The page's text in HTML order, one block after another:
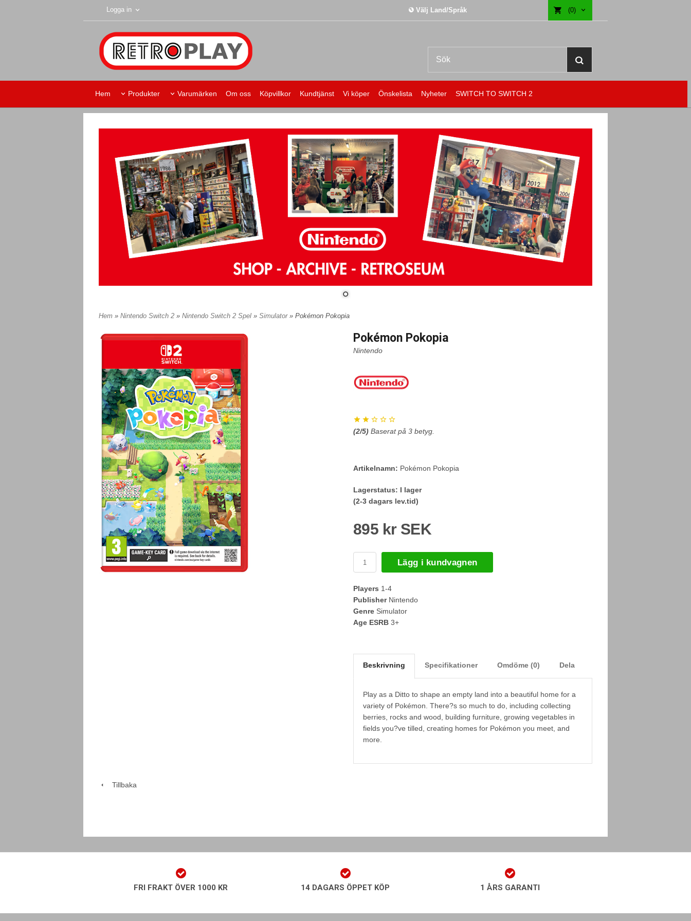
Logga in Välj Land/Språk (0)
Hem Produkter Varumärken Om oss Köpvillkor Kundtjänst Vi köper Önskelista Nyheter SWITCH TO SWITCH 2
Hem » Nintendo Switch 2 » Nintendo Switch 2 Spel » Simulator » Pokémon Pokopia
Pokémon Pokopia
Nintendo
(2/5) Baserat på 3 betyg.
Artikelnamn: Pokémon Pokopia
Lagerstatus: I lager
(2-3 dagars lev.tid)
895 kr SEK
Lägg i kundvagnen
Players 1-4
PublisherNintendo
Genre Simulator
Age ESRB 3+
Beskrivning Specifikationer Omdöme (0) Dela
Play as a Ditto to shape an empty land into a beautiful home for a
variety of Pokémon. There?s so much to do, including collecting
berries, rocks and wood, building furniture, growing vegetables in
fields you?ve tilled, creating homes for Pokémon you meet, and
more.
Tillbaka
FRI FRAKT ÖVER 1000 KR 14 DAGARS ÖPPET KÖP 1 ÅRS GARANTI